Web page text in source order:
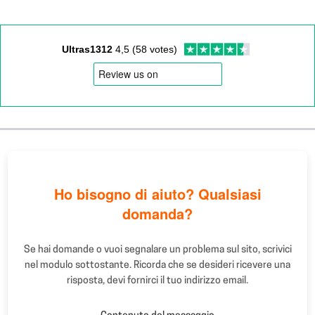
Il file deve avere una risoluzione soddisfacente. Vale
la pena notare, tuttavia, che per gli adesivi standard
con dimensioni da 4 a 10 cm, non deve essere
Ultras13124,5 (58 votes)
Ho bisogno di aiuto? Qualsiasi
domanda?
Se hai domande o vuoi segnalare un problema sul sito, scrivici
nel modulo sottostante. Ricorda che se desideri ricevere una
risposta, devi fornirci il tuo indirizzo email.